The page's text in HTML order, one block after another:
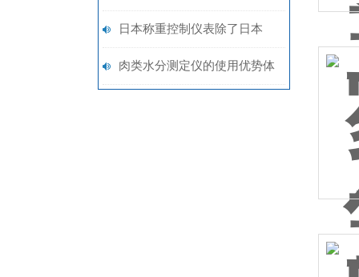
校准
日本称重控制仪表除了日本
AND还有什么子
肉类水分测定仪的使用优势体